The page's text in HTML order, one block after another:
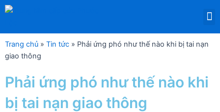
Nhảy
dung
Trang chủ » Tin tức » Phải ứng phó như thế nào khi bị tai nạn
giao thông
Phải ứng phó như thế nào khi
bị tai nạn giao thông